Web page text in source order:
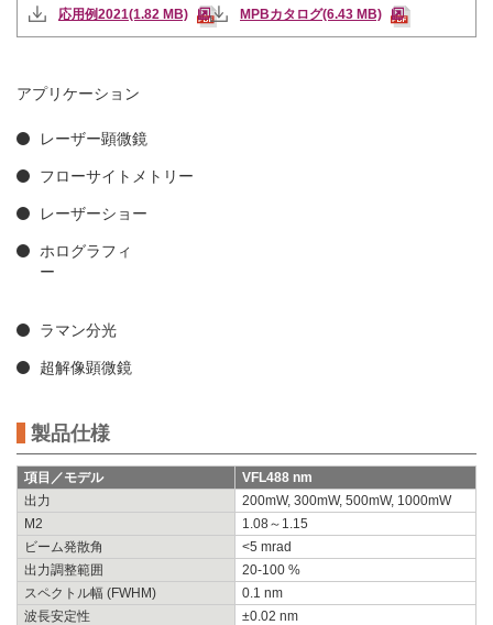
応用例2021(1.82 MB) MPBカタログ(6.43 MB)
アプリケーション
レーザー顕微鏡
フローサイトメトリー
レーザーショー
ホログラフィ
ー
ラマン分光
超解像顕微鏡
製品仕様
項目／モデル
VFL488 nm
出力
200mW, 300mW, 500mW, 1000mW
M2
1.08～1.15
ビーム発散角
<5 mrad
出力調整範囲
20-100 %
スペクトル幅 (FWHM)
0.1 nm
波長安定性
±0.02 nm